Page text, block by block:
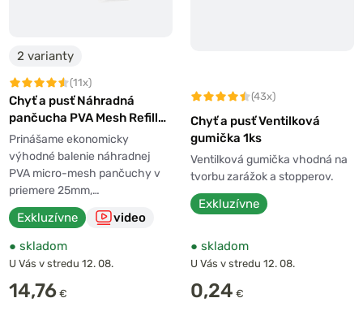
2 varianty
(11x)
Chyť a pusť Náhradná
pančucha PVA Mesh Refill
20m
Prinášame ekonomicky
výhodné balenie náhradnej
PVA micro-mesh pančuchy v
priemere 25mm,…
Exkluzívne
video
● skladom
U Vás v stredu 12. 08.
14,76 €
(43x)
Chyť a pusť Ventilková
gumička 1ks
Ventilková gumička vhodná na
tvorbu zarážok a stopperov.
Exkluzívne
● skladom
U Vás v stredu 12. 08.
0,24 €